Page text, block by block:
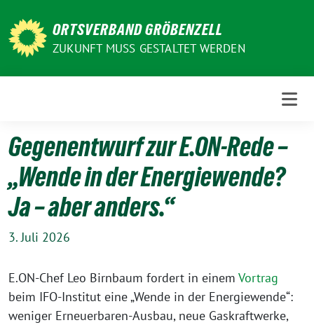
zum
Inhalt
ORTSVERBAND GRÖBENZELL
ZUKUNFT MUSS GESTALTET WERDEN
Gegenentwurf zur E.ON-Rede –
„Wende in der Energiewende?
Ja – aber anders.“
3. Juli 2026
E.ON-Chef Leo Birnbaum fordert in einem Vortrag
beim IFO-Institut eine „Wende in der Energiewende“:
weniger Erneuerbaren-Ausbau, neue Gaskraftwerke,